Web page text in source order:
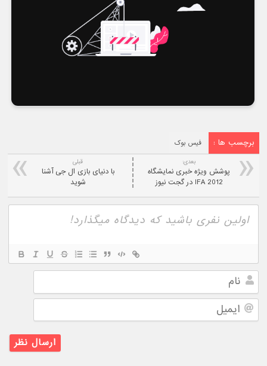
برچسب ها : فیس بوک
قبلی
با دنیای بازی ال جی آشنا
شوید
بعدی:
پوشش ویژه خبری نمایشگاه
IFA 2012 در گجت نیوز
نام
ایمیل